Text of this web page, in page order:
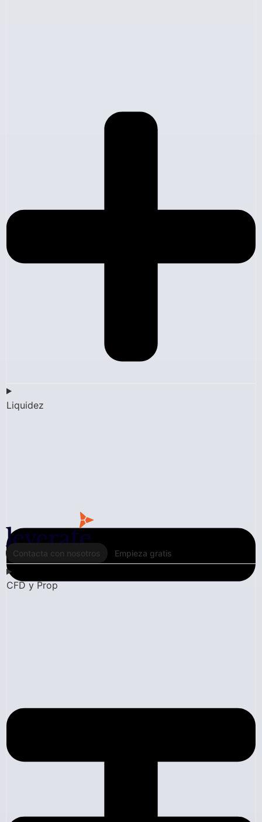
Liquidez
Contacta con nosotros Empieza gratis
CFD y Prop